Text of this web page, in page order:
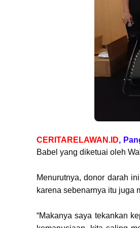
CERITARELAWAN.ID,
Babel yang diketuai oleh
Menurutnya, donor darah
karena sebenarnya itu juga
“Makanya saya tekankan